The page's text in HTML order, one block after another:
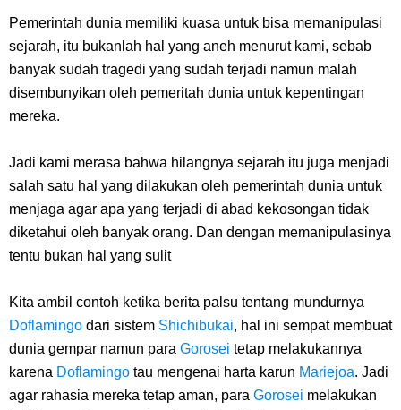
Pemerintah dunia memiliki kuasa untuk bisa memanipulasi
sejarah, itu bukanlah hal yang aneh menurut kami, sebab
banyak sudah tragedi yang sudah terjadi namun malah
disembunyikan oleh pemeritah dunia untuk kepentingan
mereka.
Jadi kami merasa bahwa hilangnya sejarah itu juga menjadi
salah satu hal yang dilakukan oleh pemerintah dunia untuk
menjaga agar apa yang terjadi di abad kekosongan tidak
diketahui oleh banyak orang. Dan dengan memanipulasinya
tentu bukan hal yang sulit
Kita ambil contoh ketika berita palsu tentang mundurnya
Doflamingo dari sistem Shichibukai, hal ini sempat membuat
dunia gempar namun para Gorosei tetap melakukannya
karena Doflamingo tau mengenai harta karun Mariejoa. Jadi
agar rahasia mereka tetap aman, para Gorosei melakukan